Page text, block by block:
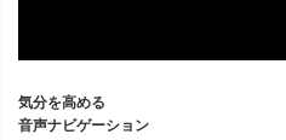
気分を高める
音声ナビゲーション